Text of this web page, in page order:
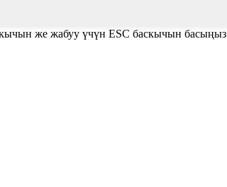
же жабуу үчүн ESC баскычын басыңыз